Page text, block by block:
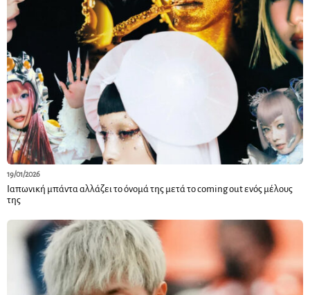
19/01/2026
Ιαπωνική μπάντα αλλάζει το όνομά της μετά το coming out ενός μέλους
της